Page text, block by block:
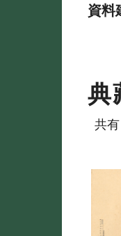
資料
典
共